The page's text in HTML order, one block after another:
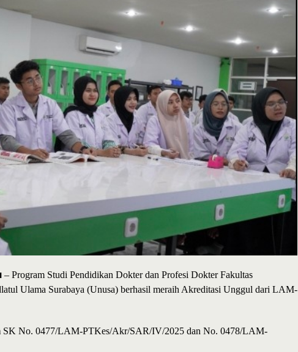
– Program Studi Pendidikan Dokter dan Profesi Dokter Fakultas
Ulama Surabaya (Unusa) berhasil meraih Akreditasi Unggul dari LAM-
SK No. 0477/LAM-PTKes/Akr/SAR/IV/2025 dan No. 0478/LAM-